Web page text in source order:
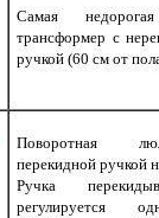
Самая
трансформер с
ручкой (60 см от
Поворотная
перекидной ручкой
Ручка
регулируется